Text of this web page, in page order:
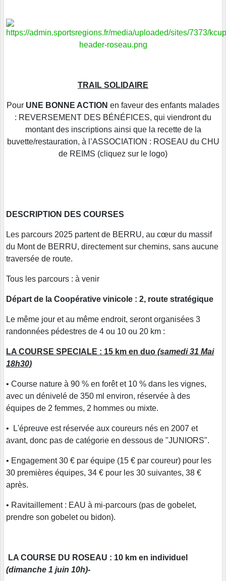
TRAIL SOLIDAIRE
Pour UNE BONNE ACTION en faveur des enfants malades
: REVERSEMENT DES BÉNÉFICES, qui viendront du
montant des inscriptions ainsi que la recette de la
buvette/restauration, à l’ASSOCIATION : ROSEAU du CHU
de REIMS (cliquez sur le logo)
DESCRIPTION DES COURSES
Les parcours 2025 partent de BERRU, au cœur du massif
du Mont de BERRU, directement sur chemins, sans aucune
traversée de route.
Tous les parcours : à venir
Départ de la Coopérative vinicole : 2, route stratégique
Le même jour et au même endroit, seront organisées 3
randonnées pédestres de 4 ou 10 ou 20 km :
LA COURSE SPECIALE : 15 km en duo (samedi 31 Mai
18h30)
• Course nature à 90 % en forêt et 10 % dans les vignes,
avec un dénivelé de 350 ml environ, réservée à des
équipes de 2 femmes, 2 hommes ou mixte.
• L'épreuve est réservée aux coureurs nés en 2007 et
avant, donc pas de catégorie en dessous de "JUNIORS".
• Engagement 30 € par équipe (15 € par coureur) pour les
30 premières équipes, 34 € pour les 30 suivantes, 38 €
après.
• Ravitaillement : EAU à mi-parcours (pas de gobelet,
prendre son gobelet ou bidon).
LA COURSE DU ROSEAU : 10 km en individuel
(dimanche 1 juin 10h)-